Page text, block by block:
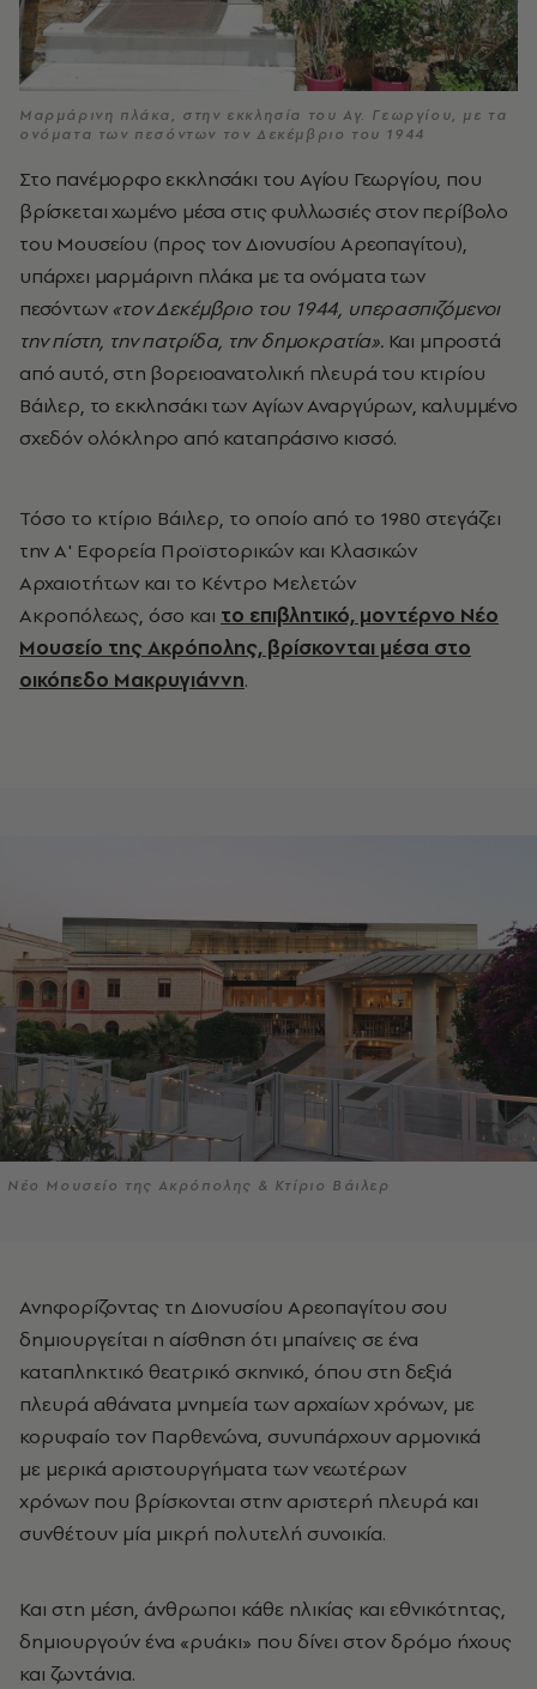
Μαρμάρινη πλάκα, στην εκκλησία του Αγ. Γεωργίου, με τα
ονόματα των πεσόντων τον Δεκέμβριο του 1944
Στο πανέμορφο εκκλησάκι του Αγίου Γεωργίου, που
βρίσκεται χωμένο μέσα στις φυλλωσιές στον περίβολο
του Μουσείου (προς τον Διονυσίου Αρεοπαγίτου),
υπάρχει μαρμάρινη πλάκα με τα ονόματα των
πεσόντων «τον Δεκέμβριο του 1944, υπερασπιζόμενοι
την πίστη, την πατρίδα, την δημοκρατία». Και μπροστά
από αυτό, στη βορειοανατολική πλευρά του κτιρίου
Βάιλερ, το εκκλησάκι των Αγίων Αναργύρων, καλυμμένο
σχεδόν ολόκληρο από καταπράσινο κισσό.
Τόσο το κτίριο Βάιλερ, το οποίο από το 1980 στεγάζει
την Α' Εφορεία Προϊστορικών και Κλασικών
Αρχαιοτήτων και το Κέντρο Μελετών
Ακροπόλεως, όσο και το επιβλητικό, μοντέρνο Νέο
Μουσείο της Ακρόπολης, βρίσκονται μέσα στο
οικόπεδο Μακρυγιάννη.
Νέο Μουσείο της Ακρόπολης & Κτίριο Βάιλερ
Ανηφορίζοντας τη Διονυσίου Αρεοπαγίτου σου
δημιουργείται η αίσθηση ότι μπαίνεις σε ένα
καταπληκτικό θεατρικό σκηνικό, όπου στη δεξιά
πλευρά αθάνατα μνημεία των αρχαίων χρόνων, με
κορυφαίο τον Παρθενώνα, συνυπάρχουν αρμονικά
με μερικά αριστουργήματα των νεωτέρων
χρόνων που βρίσκονται στην αριστερή πλευρά και
συνθέτουν μία μικρή πολυτελή συνοικία.
Και στη μέση, άνθρωποι κάθε ηλικίας και εθνικότητας,
δημιουργούν ένα «ρυάκι» που δίνει στον δρόμο ήχους
και ζωντάνια.